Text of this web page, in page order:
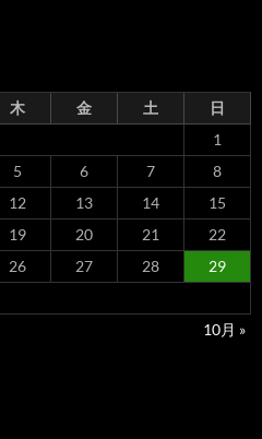
木 金 土
日
1
5 6 7
8
12 13 14
15
19 20 21
22
26 27 28
29
10月 »